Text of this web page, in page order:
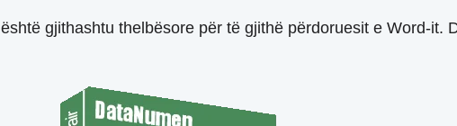
është gjithashtu thelbësore për të gjithë përdoruesit e Word-it.